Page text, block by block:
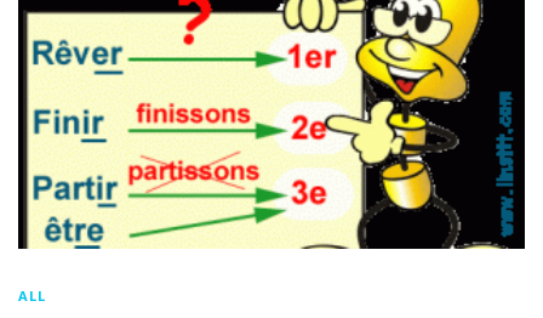
ALL